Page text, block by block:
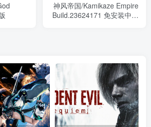
神风帝国/Kamikaze Empire
Build.23624171 免安装中文